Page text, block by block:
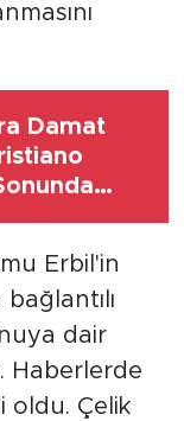
Damat
Erbil'in
dair
Haberlerde
oldu. Çelik